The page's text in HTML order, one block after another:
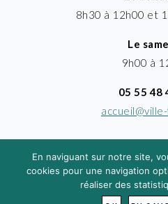
8h30 à 12h00 et
Le
9h00 à
05 55 48
En naviguant sur notre site,
cookies pour une navigation
réaliser des